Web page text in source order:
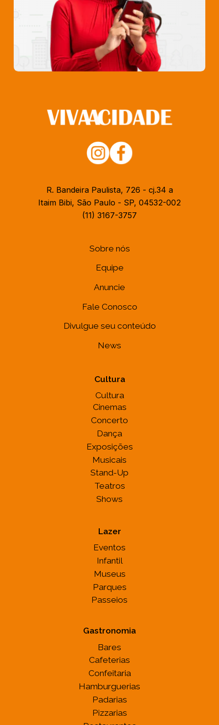
R. Bandeira Paulista, 726 - cj.34 a
Itaim Bibi, São Paulo - SP, 04532-002
(11) 3167-3757
Sobre nós
Equipe
Anuncie
Fale Conosco
Divulgue seu conteúdo
News
Cultura
Cultura
Cinemas
Concerto
Dança
Exposições
Musicais
Stand-Up
Teatros
Shows
Lazer
Eventos
Infantil
Museus
Parques
Passeios
Gastronomia
Bares
Cafeterias
Confeitaria
Hamburguerias
Padarias
Pizzarias